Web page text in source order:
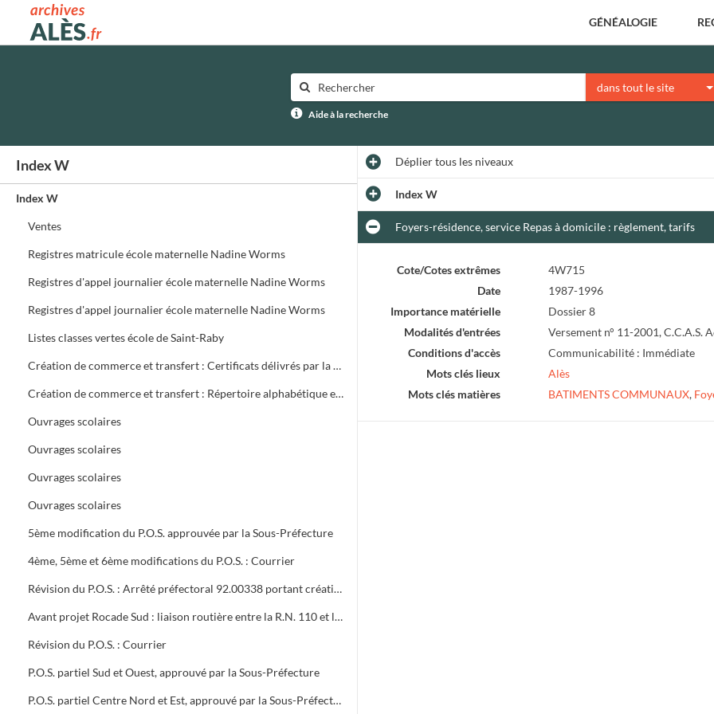
Archives municipales d'Alès GÉNÉALOGIE
dans tout le site
Aide à la recherche
Index W
Index W
Ventes
Registres matricule école maternelle Nadine Worms
Registres d'appel journalier école maternelle Nadine Worms
Registres d'appel journalier école maternelle Nadine Worms
Listes classes vertes école de Saint-Raby
Création de commerce et transfert : Certificats délivrés par la mairie
Création de commerce et transfert : Répertoire alphabétique et chronologique
Ouvrages scolaires
Ouvrages scolaires
Ouvrages scolaires
Ouvrages scolaires
5ème modification du P.O.S. approuvée par la Sous-Préfecture
4ème, 5ème et 6ème modifications du P.O.S. : Courrier
Révision du P.O.S. : Arrêté préfectoral 92.00338 portant création d'utilité publique projet à 2x2 voies R.N.106 entre Alès et Boucoiran
Avant projet Rocade Sud : liaison routière entre la R.N. 110 et la R.N. 106
Révision du P.O.S. : Courrier
P.O.S. partiel Sud et Ouest, approuvé par la Sous-Préfecture
P.O.S. partiel Centre Nord et Est, approuvé par la Sous-Préfecture
Dépliertous les niveaux
Index W
Foyers-résidence, service Repas à domicile : règlement, tarifs
Cote/Cotes extrêmes
4W715
Date
1987-1996
Importance matérielle
Dossier 8
Modalités d'entrées
Versement n° 11-2001, C.C.A.S.
Conditions d'accès
Communicabilité : Immédiate
Mots clés lieux
Alès
Mots clés matières
BATIMENTS COMMUNAUX,